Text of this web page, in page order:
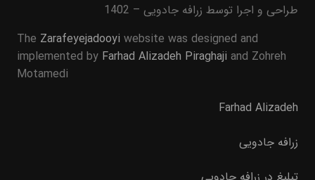
طراحی و اجرا توسط زرافه جادویی – 1402
The Zarafeyejadooyi website was designed and
implemented by Farhad Alizadeh Piraghaji and Zohreh
Motamedi
Farhad Alizadeh
زرافه جادویی